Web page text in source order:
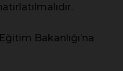
Bakanlığı’na